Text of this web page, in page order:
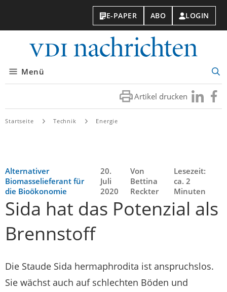
E-PAPER ABO LOGIN
Menü
Artikel drucken Besuchen
Sie
Sie
Startseite Technik Energie
Alternativer
Biomasselieferant für
die Bioökonomie
20.
Juli
2020
Von
Bettina
Reckter
Lesezeit:
ca. 2
Minuten
Sida hat das Potenzial als
Brennstoff
Die Staude Sida hermaphrodita ist anspruchslos.
Sie wächst auch auf schlechten Böden und